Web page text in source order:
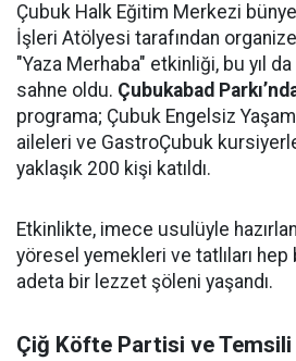
Çubuk Halk Eğitim Merkezi
İşleri Atölyesi tarafından
"Yaza Merhaba" etkinliği, bu yıl
sahne oldu. Çubukabad
programa; Çubuk Engelsiz
aileleri ve GastroÇubuk
yaklaşık 200 kişi katıldı.
Etkinlikte, imece usulüyle
yöresel yemekleri ve tatlıları
adeta bir lezzet şöleni yaşandı.
Çiğ Köfte Partisi ve Temsili